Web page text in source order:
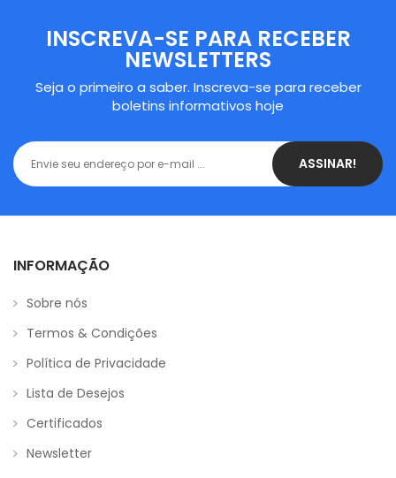
INSCREVA-SE PARA RECEBER
NEWSLETTERS
Seja o primeiro a saber. Inscreva-se para receber
boletins informativos hoje
ASSINAR!
INFORMAÇÃO
Sobre nós
Termos & Condições
Política de Privacidade
Lista de Desejos
Certificados
Newsletter